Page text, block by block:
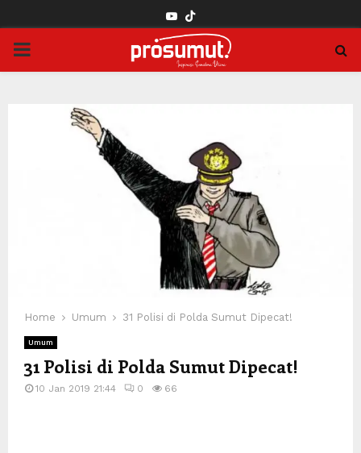
YOUTUBE
PRIMARY
Home Umum 31 Polisi di Polda Sumut Dipecat!
Umum
31 Polisi di Polda Sumut Dipecat!
10 Jan 2019 21:44 0 66